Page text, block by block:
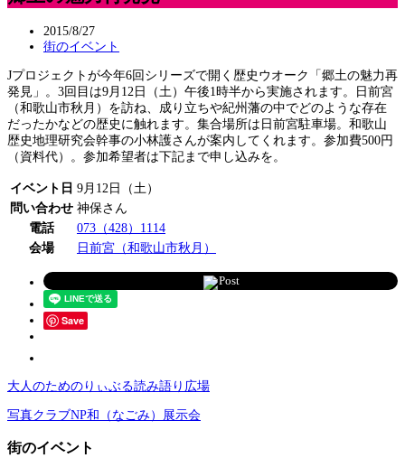
2015/8/27
街のイベント
Jプロジェクトが今年6回シリーズで開く歴史ウオーク「郷土の魅力再
発見」。3回目は9月12日（土）午後1時半から実施されます。日前宮
（和歌山市秋月）を訪ね、成り立ちや紀州藩の中でどのような存在
だったかなどの歴史に触れます。集合場所は日前宮駐車場。和歌山
歴史地理研究会幹事の小林護さんが案内してくれます。参加費500円
（資料代）。参加希望者は下記まで申し込みを。
イベント日 9月12日（土）
問い合わせ 神保さん
電話
073（428）1114
会場
日前宮（和歌山市秋月）
Post
Save
大人のためのりぃぶる読み語り広場
写真クラブNP和（なごみ）展示会
街のイベント